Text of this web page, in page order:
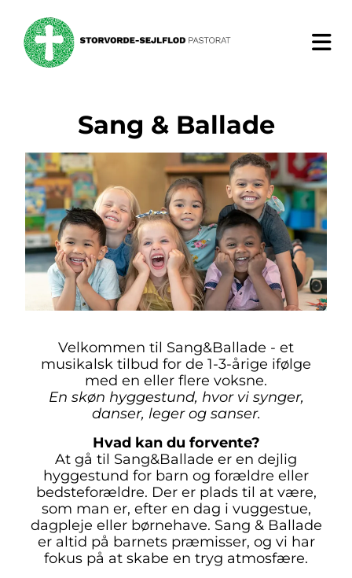
Sang & Ballade
Velkommen til Sang&Ballade - et
musikalsk tilbud for de 1-3-årige ifølge
med en eller flere voksne.
En skøn hyggestund, hvor vi synger,
danser, leger og sanser.
Hvad kan du forvente?
At gå til Sang&Ballade er en dejlig
hyggestund for barn og forældre eller
bedsteforældre. Der er plads til at være,
som man er, efter en dag i vuggestue,
dagpleje eller børnehave. Sang & Ballade
er altid på barnets præmisser, og vi har
fokus på at skabe en tryg atmosfære.